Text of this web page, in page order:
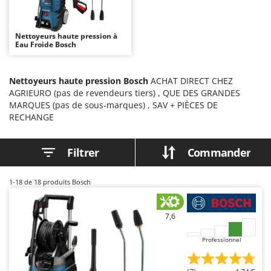
Autolaveuses
Autres produits
Bancs de scie pour le bois - Scies à bûches
Barbecues
Bennes pour tracteur
Brosses pour sols extérieurs
Brouettes à moteur
Broyeurs de branches et végétaux
Butteurs pour tracteur
Chargeurs de batterie - Démarreurs
Charrues pour tracteur
Ambrogio Robot
Annovi Reverberi
ANTHBOT
Arco
Ardes
Argo
Ariete
Artus
Ausonia
Awelco
Baesso
Bahco
Nettoyeurs haute pression à
Eau Froide Bosch
Nettoyeurs haute pression Bosch ACHAT DIRECT CHEZ
AGRIEURO (pas de revendeurs tiers) , QUE DES GRANDES
MARQUES (pas de sous-marques) , SAV + PIÈCES DE
RECHANGE
Filtrer Commander
1-18 de 18 produits Bosch
7,6
Professionnel